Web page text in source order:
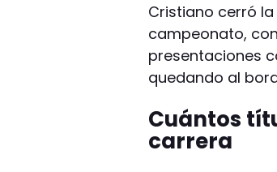
Cristiano cerró
campeonato,
presentaciones
quedando al
Cuántos
carrera